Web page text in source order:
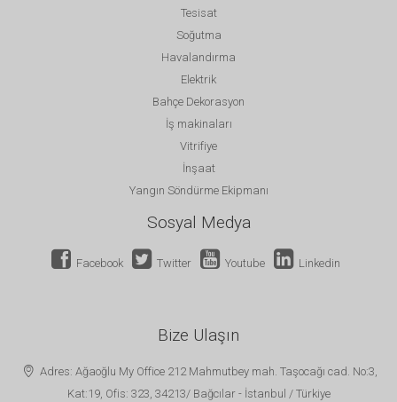
Tesisat
Soğutma
Havalandırma
Elektrik
Bahçe Dekorasyon
İş makinaları
Vitrifiye
İnşaat
Yangın Söndürme Ekipmanı
Sosyal Medya
Facebook Twitter Youtube Linkedin
Bize Ulaşın
Adres: Ağaoğlu My Office 212 Mahmutbey mah. Taşocağı cad. No:3,
Kat:19, Ofis: 323, 34213/ Bağcılar - İstanbul / Türkiye